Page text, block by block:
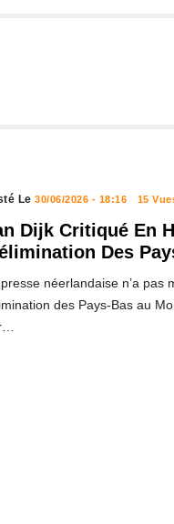
Le30/06/2026 - 18:16 15
Dijk Critiqué En
Des
néerlandaise n’a pas
des Pays-Bas au